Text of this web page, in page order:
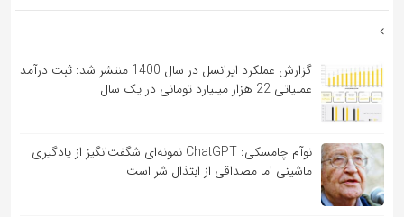
گزارش عملکرد ایرانسل در سال 1400 منتشر شد: ثبت درآمد
عملیاتی 22 هزار میلیارد تومانی در یک سال
نوآم چامسکی: ChatGPT نمونه‌ای شگفت‌انگیز از یادگیری
ماشینی اما مصداقی از ابتذال شر است